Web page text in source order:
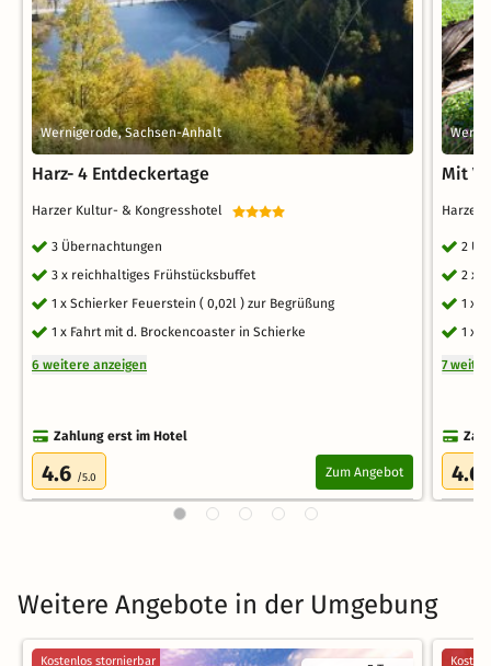
Wernigerode, Sachsen-Anhalt
Harz- 4 Entdeckertage
Harzer Kultur- & Kongresshotel
3 Übernachtungen
3 x reichhaltiges Frühstücksbuffet
1 x Schierker Feuerstein ( 0,02l ) zur Begrüßung
1 x Fahrt mit d. Brockencoaster in Schierke
6 weitere anzeigen
Zahlung erst im Hotel
4.6 /5.0 Zum Angebot
Mit
Harzer
2
2 x
1 x
1 x
7
4.6
Weitere Angebote in der Umgebung
Kostenlos stornierbar